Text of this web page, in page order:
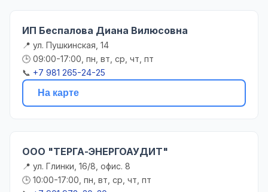
ИП Беспалова Диана Вилюсовна
📍 ул. Пушкинская, 14
🕒 09:00-17:00, пн, вт, ср, чт, пт
📞 +7 981 265-24-25
На карте
ООО "ТЕРГА-ЭНЕРГОАУДИТ"
📍 ул. Глинки, 16/8, офис. 8
🕒 10:00-17:00, пн, вт, ср, чт, пт